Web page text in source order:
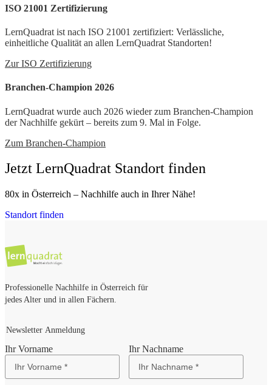
ISO 21001 Zertifizierung
LernQuadrat ist nach ISO 21001 zertifiziert: Verlässliche,
einheitliche Qualität an allen LernQuadrat Standorten!
Zur ISO Zertifizierung
Branchen-Champion 2026
LernQuadrat wurde auch 2026 wieder zum Branchen-Champion
der Nachhilfe gekürt – bereits zum 9. Mal in Folge.
Zum Branchen-Champion
Jetzt LernQuadrat Standort finden
80x in Österreich – Nachhilfe auch in Ihrer Nähe!
Standort finden
Professionelle Nachhilfe in Österreich für
jedes Alter und in allen Fächern.
Newsletter Anmeldung
Ihr Vorname Ihr Nachname